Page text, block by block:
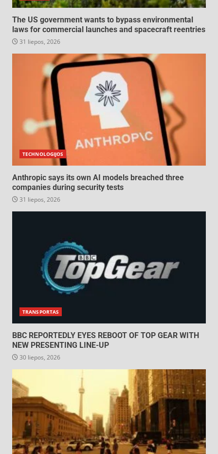
The US government wants to bypass environmental
laws for commercial launches and spacecraft reentries
31 liepos, 2026
TECHNOLOGIJOS
Anthropic says its own AI models breached three
companies during security tests
31 liepos, 2026
TRANSPORTAS
BBC REPORTEDLY EYES REBOOT OF TOP GEAR WITH
NEW PRESENTING LINE-UP
30 liepos, 2026